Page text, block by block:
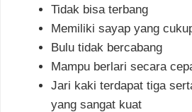
Tidak bisa terbang
Memiliki sayap yang
Bulu tidak bercabang
Mampu berlari secara
Jari kaki terdapat tiga
yang sangat kuat